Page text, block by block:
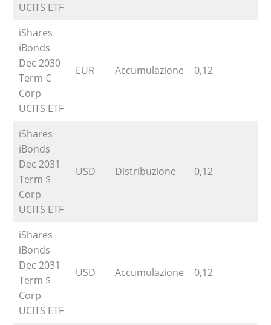
UCITS ETF
iShares
iBonds
Dec 2030
Term €
Corp
UCITS ETF
EUR Accumulazione 0,12
iShares
iBonds
Dec 2031
Term $
Corp
UCITS ETF
USD Distribuzione 0,12
iShares
iBonds
Dec 2031
Term $
Corp
UCITS ETF
USD Accumulazione 0,12